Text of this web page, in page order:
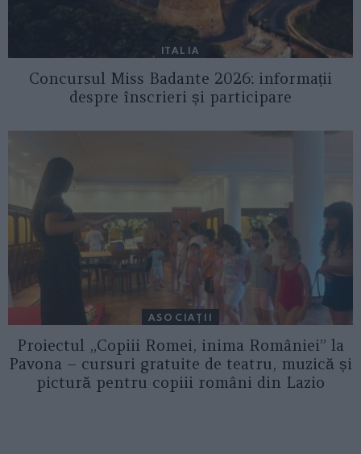
ITALIA
Concursul Miss Badante 2026: informații
despre înscrieri și participare
ASOCIAŢII
Proiectul „Copiii Romei, inima României” la
Pavona – cursuri gratuite de teatru, muzică și
pictură pentru copiii români din Lazio